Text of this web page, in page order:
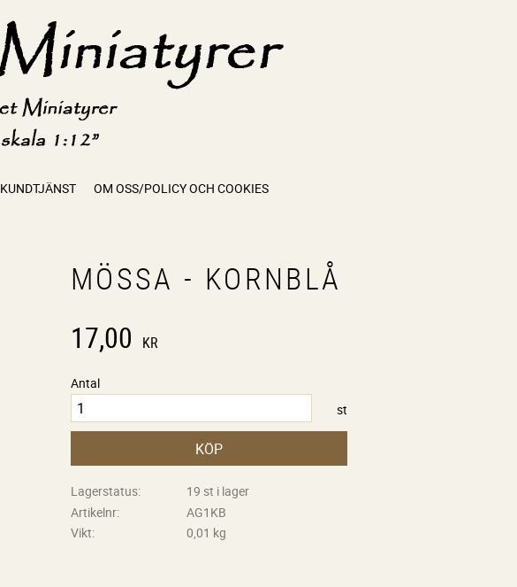
KUNDTJÄNST OM OSS/POLICY OCH COOKIES
MÖSSA - KORNBLÅ
17,00 KR
Antal
st
KÖP
Lagerstatus
19 st i lager
Artikelnr
AG1KB
Vikt
0,01 kg